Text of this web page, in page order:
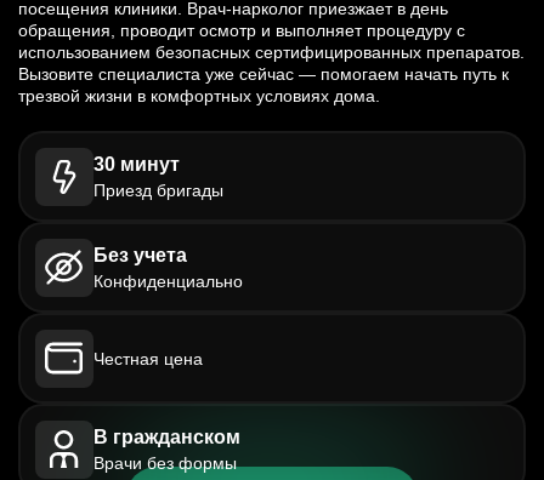
посещения клиники. Врач-нарколог приезжает в день
обращения, проводит осмотр и выполняет процедуру с
использованием безопасных сертифицированных препаратов.
Вызовите специалиста уже сейчас — помогаем начать путь к
трезвой жизни в комфортных условиях дома.
30 минут
Приезд бригады
Без учета
Конфиденциально
Честная цена
В гражданском
Врачи без формы